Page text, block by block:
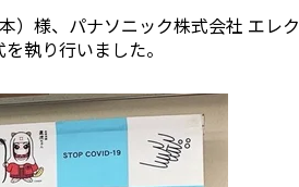
）様、パナソニック株式会社 エレク
執り行いました。